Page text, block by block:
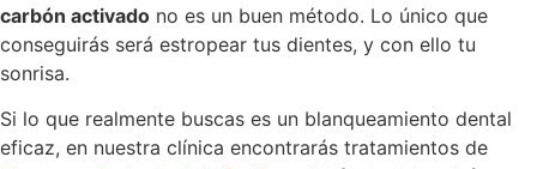
carbón activado no es un buen método. Lo único que
conseguirás será estropear tus dientes, y con ello tu
sonrisa.
Si lo que realmente buscas es un blanqueamiento dental
eficaz, en nuestra clínica encontrarás tratamientos de